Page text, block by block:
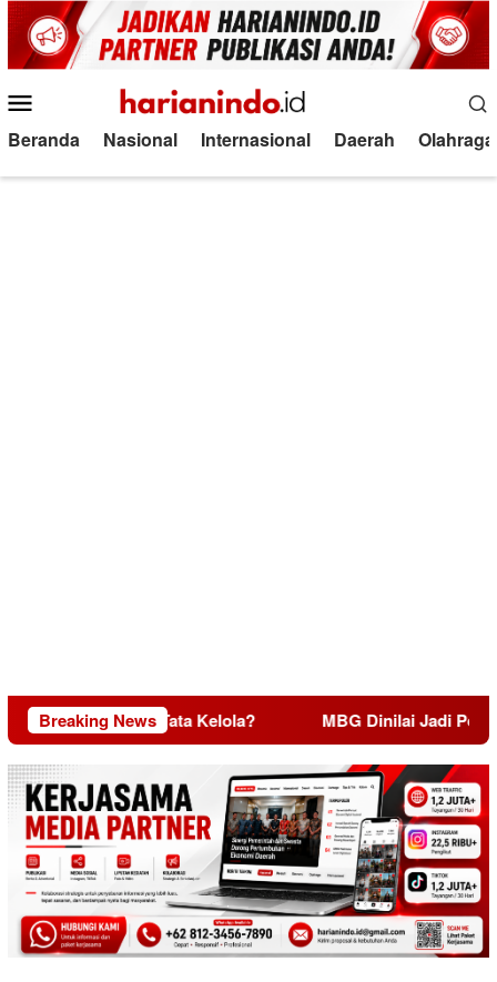
Loncat
ke
konten
Mobile
Beranda Nasional Internasional Daerah Olahraga
Breaking News
Miskin Tata Kelola? MBG Dinilai Jadi